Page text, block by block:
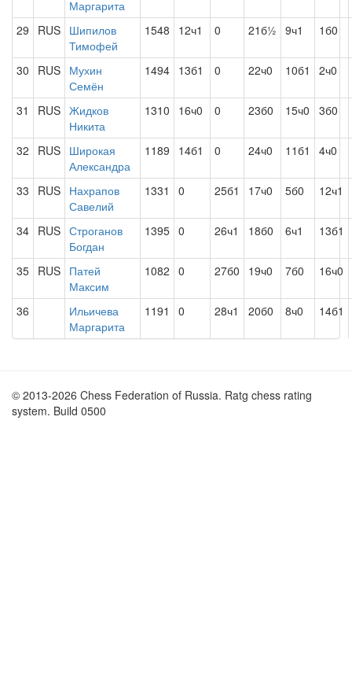
Маргарита
29
RUS Шипилов
Тимофей
1548 12ч1 0 21б½ 9ч1 1б0
30 RUS Мухин
Семён
1494 13б1 0 22ч0 10б1 2ч0
31 RUS Жидков
Никита
1310 16ч0 0 23б0 15ч0 3б0
32 RUS Широкая
Александра
1189 14б1 0 24ч0 11б1 4ч0
33 RUS Нахрапов
Савелий
1331 0 25б1 17ч0 5б0 12ч1
34 RUS Строганов
Богдан
1395 0 26ч1 18б0 6ч1 13б1
35 RUS Патей
Максим
1082 0 27б0 19ч0 7б0 16ч0
36
Ильичева
Маргарита
1191 0 28ч1 20б0 8ч0 14б1
© 2013-2026 Chess Federation of Russia. Ratg chess rating
system. Build 0500